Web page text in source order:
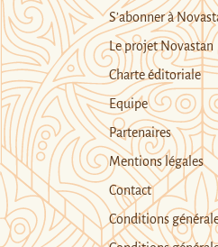
S’abonner à
Le projet Novastan
Charte éditoriale
Equipe
Partenaires
Mentions légales
Contact
Conditions